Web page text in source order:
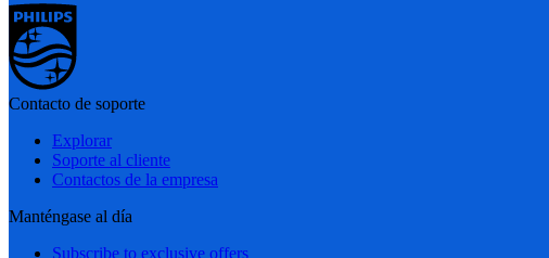
Contacto de soporte
Explorar
Soporte al cliente
Contactos de la empresa
Manténgase al día
Subscribe to exclusive offers